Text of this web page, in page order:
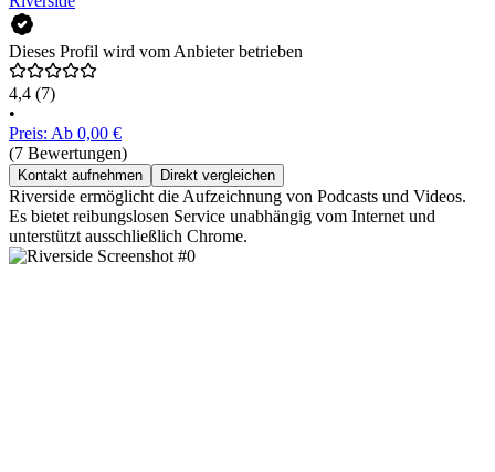
Dieses Profil wird vom Anbieter betrieben
4,4 (7)
•
Preis: Ab 0,00 €
(7 Bewertungen)
Kontakt aufnehmen Direkt vergleichen
Riverside ermöglicht die Aufzeichnung von Podcasts und Videos.
Es bietet reibungslosen Service unabhängig vom Internet und
unterstützt ausschließlich Chrome.